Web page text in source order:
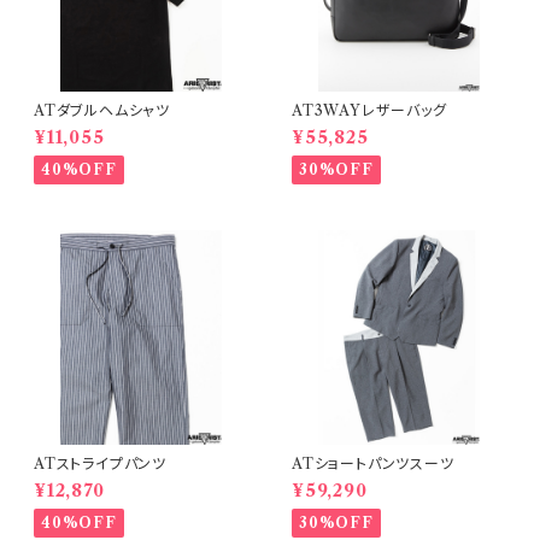
ATダブルヘムシャツ
¥11,055
40%OFF
AT3WAYレザーバッグ
¥55,825
30%OFF
ATストライプパンツ
¥12,870
40%OFF
ATショートパンツスーツ
¥59,290
30%OFF